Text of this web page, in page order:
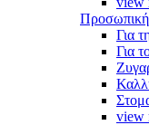
Για
Για
view